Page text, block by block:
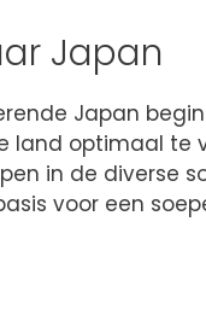
Japan
Japan
land optimaal te
in de diverse
voor een